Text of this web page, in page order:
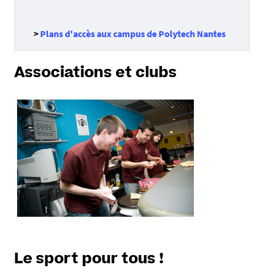
> Plans d'accès aux campus de Polytech Nantes
Associations et clubs
Le sport pour tous !